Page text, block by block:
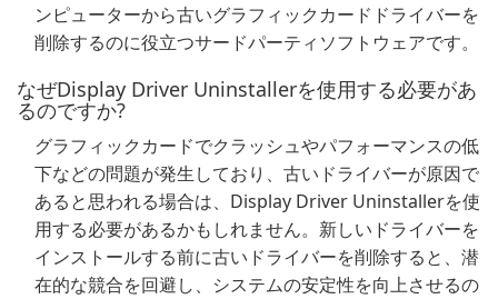
ンピューターから古いグラフィックカードドライバーを
削除するのに役立つサードパーティソフトウェアです。
なぜDisplay Driver Uninstallerを使用する必要があ
るのですか?
グラフィックカードでクラッシュやパフォーマンスの低
下などの問題が発生しており、古いドライバーが原因で
あると思われる場合は、Display Driver Uninstallerを使
用する必要があるかもしれません。新しいドライバーを
インストールする前に古いドライバーを削除すると、潜
在的な競合を回避し、システムの安定性を向上させるの